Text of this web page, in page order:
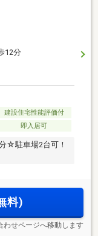
12分
建設住宅性能評価付
即入居可
☆駐車場2台可！
料)
わせページへ移動します